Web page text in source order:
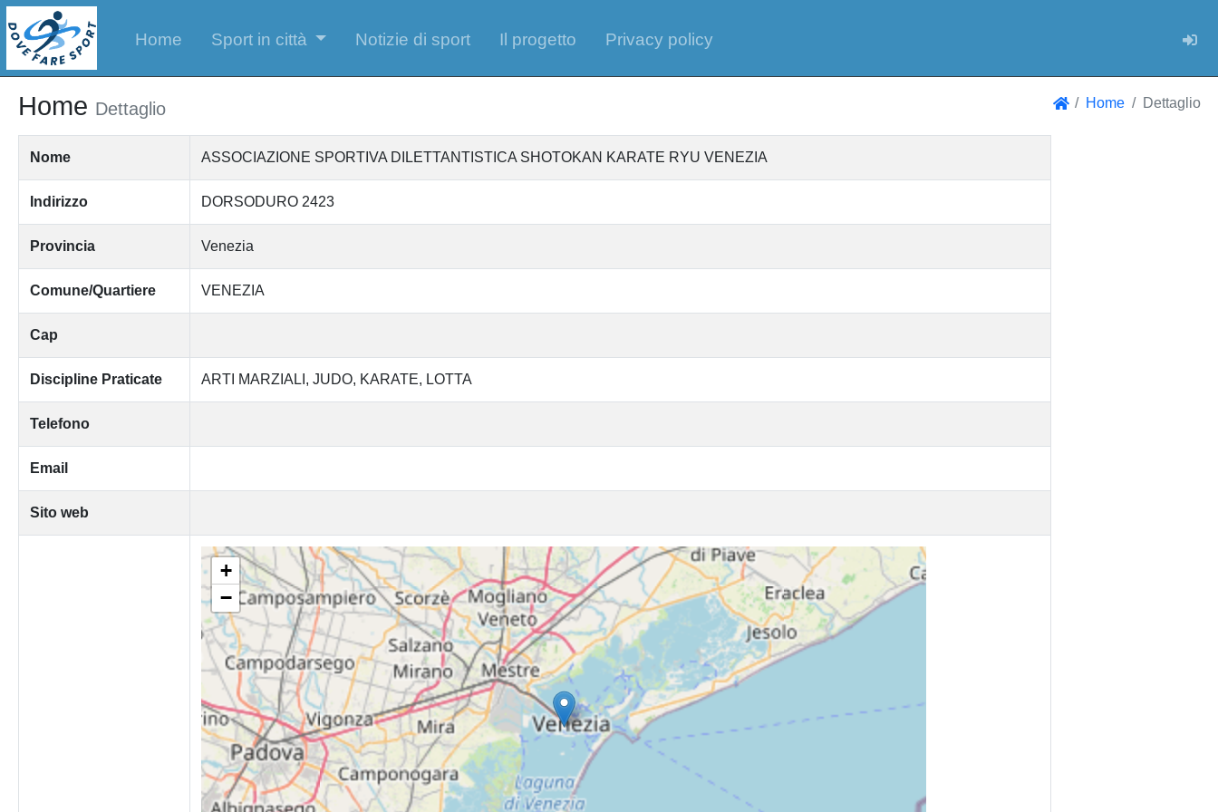
Home Sport in città Notizie di sport Il progetto Privacy policy
Home Dettaglio Home Dettaglio
Nome ASSOCIAZIONE SPORTIVA DILETTANTISTICA SHOTOKAN KARATE RYU VENEZIA
Indirizzo DORSODURO 2423
Provincia Venezia
Comune/Quartiere VENEZIA
Cap
Discipline Praticate ARTI MARZIALI JUDO KARATE LOTTA
Telefono
Email
Sito web
+
−